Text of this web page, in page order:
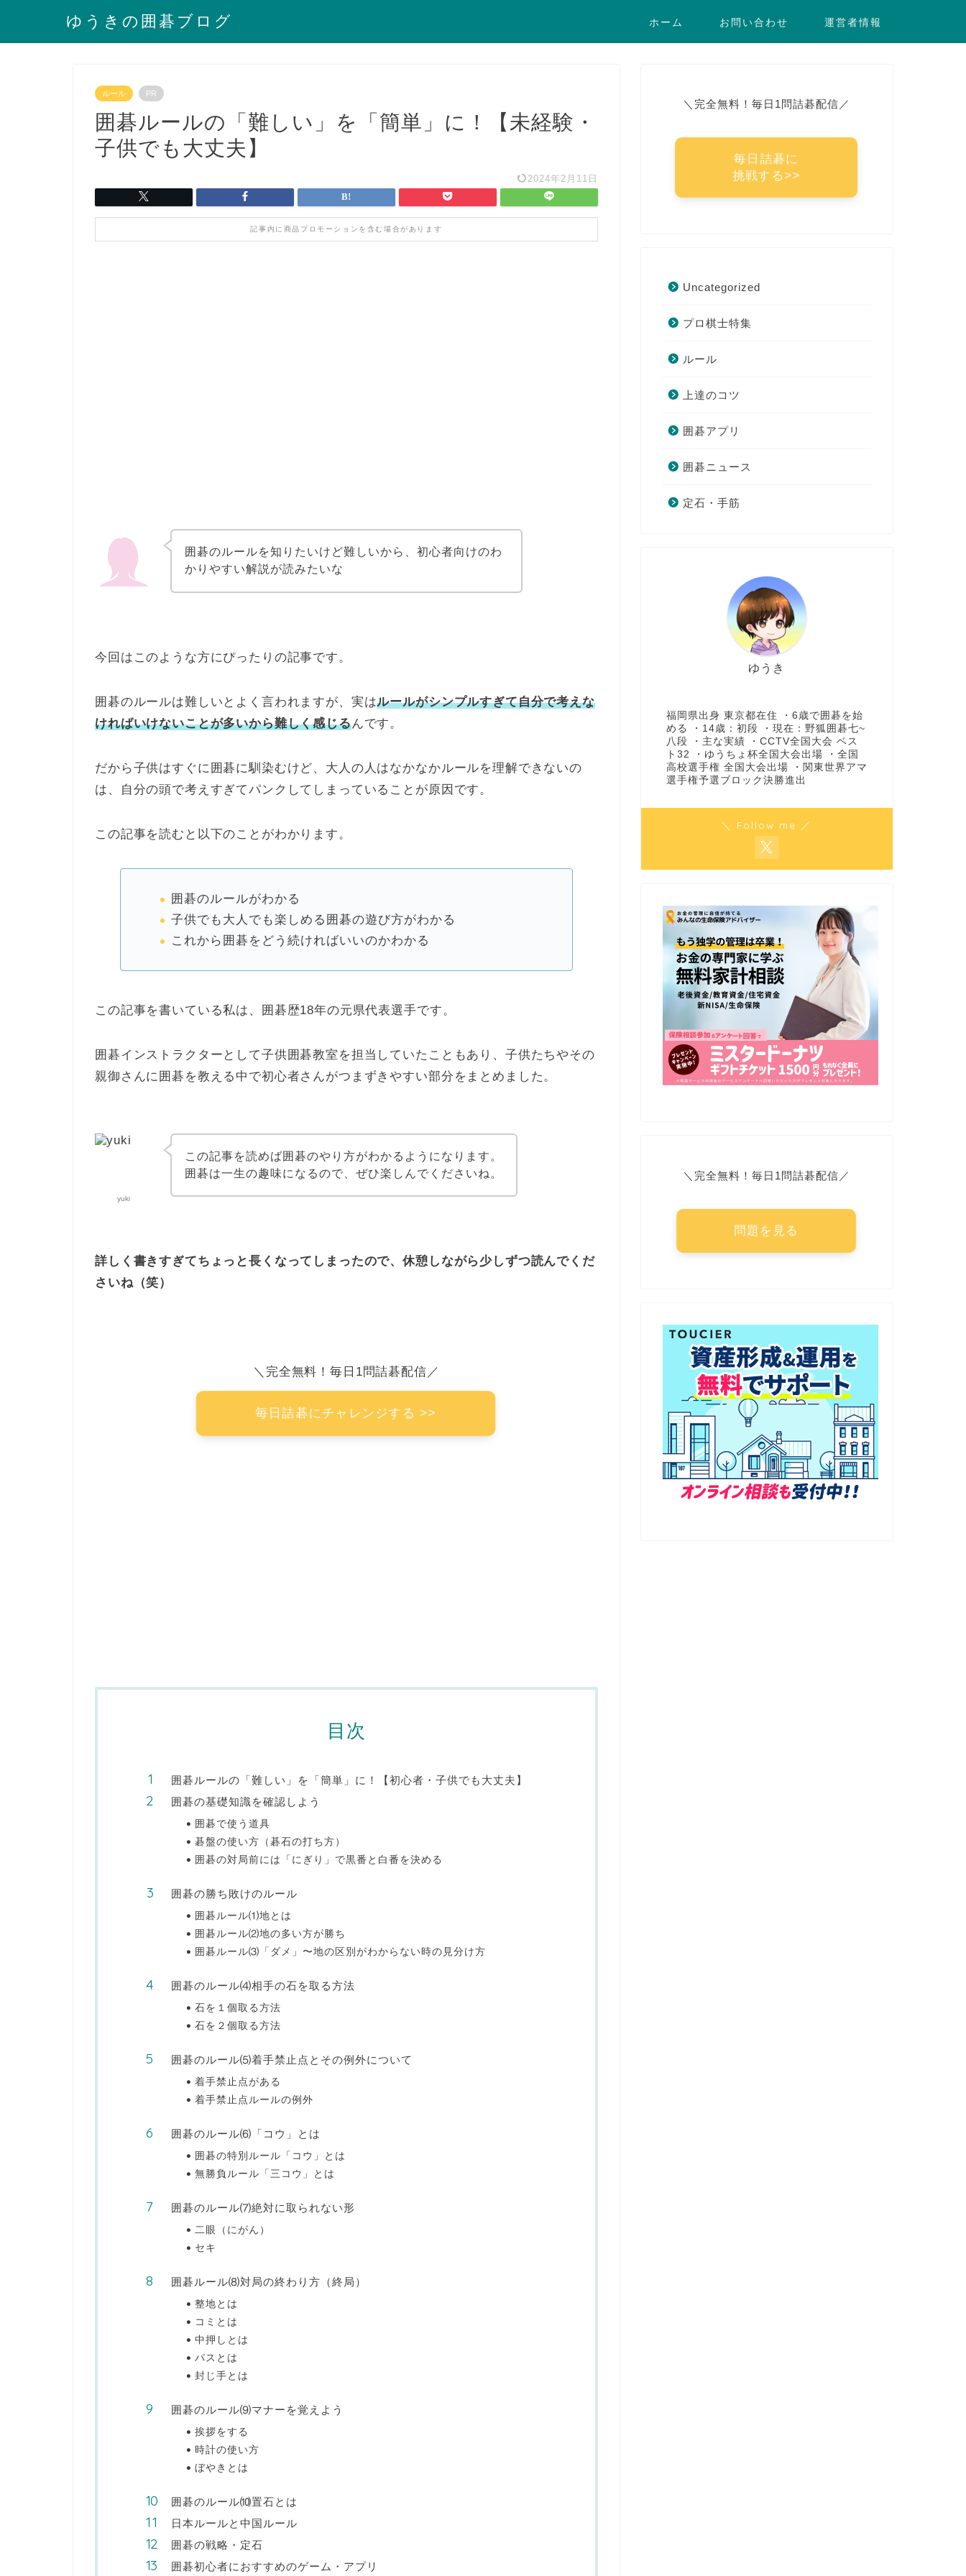
ゆうきの囲碁ブログ ホーム お問い合わせ 運営者情報
ルール PR
囲碁ルールの「難しい」を「簡単」に！【未経験・
子供でも大丈夫】
2024年2月11日
記事内に商品プロモーションを含む場合があります
囲碁のルールを知りたいけど難しいから、初心者向けのわ
かりやすい解説が読みたいな
今回はこのような方にぴったりの記事です。
囲碁のルールは難しいとよく言われますが、実はルールがシンプルすぎて自分で考えな
ければいけないことが多いから難しく感じるんです。
だから子供はすぐに囲碁に馴染むけど、大人の人はなかなかルールを理解できないの
は、自分の頭で考えすぎてパンクしてしまっていることが原因です。
この記事を読むと以下のことがわかります。
囲碁のルールがわかる
子供でも大人でも楽しめる囲碁の遊び方がわかる
これから囲碁をどう続ければいいのかわかる
この記事を書いている私は、囲碁歴18年の元県代表選手です。
囲碁インストラクターとして子供囲碁教室を担当していたこともあり、子供たちやその
親御さんに囲碁を教える中で初心者さんがつまずきやすい部分をまとめました。
yuki
この記事を読めば囲碁のやり方がわかるようになります。
囲碁は一生の趣味になるので、ぜひ楽しんでくださいね。
詳しく書きすぎてちょっと長くなってしまったので、休憩しながら少しずつ読んでくだ
さいね（笑）
＼完全無料！毎日1問詰碁配信／
毎日詰碁にチャレンジする >>
目次
囲碁ルールの「難しい」を「簡単」に！【初心者・子供でも大丈夫】
囲碁の基礎知識を確認しよう
囲碁で使う道具
碁盤の使い方（碁石の打ち方）
囲碁の対局前には「にぎり」で黒番と白番を決める
囲碁の勝ち敗けのルール
囲碁ルール⑴地とは
囲碁ルール⑵地の多い方が勝ち
囲碁ルール⑶「ダメ」〜地の区別がわからない時の見分け方
囲碁のルール⑷相手の石を取る方法
石を１個取る方法
石を２個取る方法
囲碁のルール⑸着手禁止点とその例外について
着手禁止点がある
着手禁止点ルールの例外
囲碁のルール⑹「コウ」とは
囲碁の特別ルール「コウ」とは
無勝負ルール「三コウ」とは
囲碁のルール⑺絶対に取られない形
二眼（にがん）
セキ
囲碁ルール⑻対局の終わり方（終局）
整地とは
コミとは
中押しとは
パスとは
封じ手とは
囲碁のルール⑼マナーを覚えよう
挨拶をする
時計の使い方
ぼやきとは
囲碁のルール⑽置石とは
日本ルールと中国ルール
囲碁の戦略・定石
囲碁初心者におすすめのゲーム・アプリ
＼完全無料！毎日1問詰碁配信／
毎日詰碁に
挑戦する>>
Uncategorized
プロ棋士特集
ルール
上達のコツ
囲碁アプリ
囲碁ニュース
定石・手筋
ゆうき
福岡県出身 東京都在住 ・6歳で囲碁を始
める ・14歳：初段 ・現在：野狐囲碁七~
八段 ・主な実績 ・CCTV全国大会 ベス
ト32 ・ゆうちょ杯全国大会出場 ・全国
高校選手権 全国大会出場 ・関東世界アマ
選手権予選ブロック決勝進出
＼ Follow me ／
＼完全無料！毎日1問詰碁配信／
問題を見る